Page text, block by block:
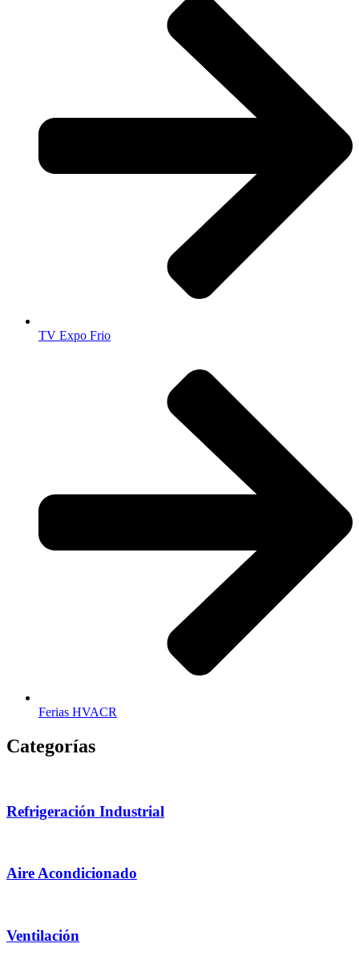
TV Expo Frio
Ferias HVACR
Categorías
Refrigeración Industrial
Aire Acondicionado
Ventilación